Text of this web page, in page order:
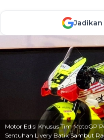
Jadikan
Motor Edisi Khusus Tim MotoGP
Sentuhan Livery Batik Sambut